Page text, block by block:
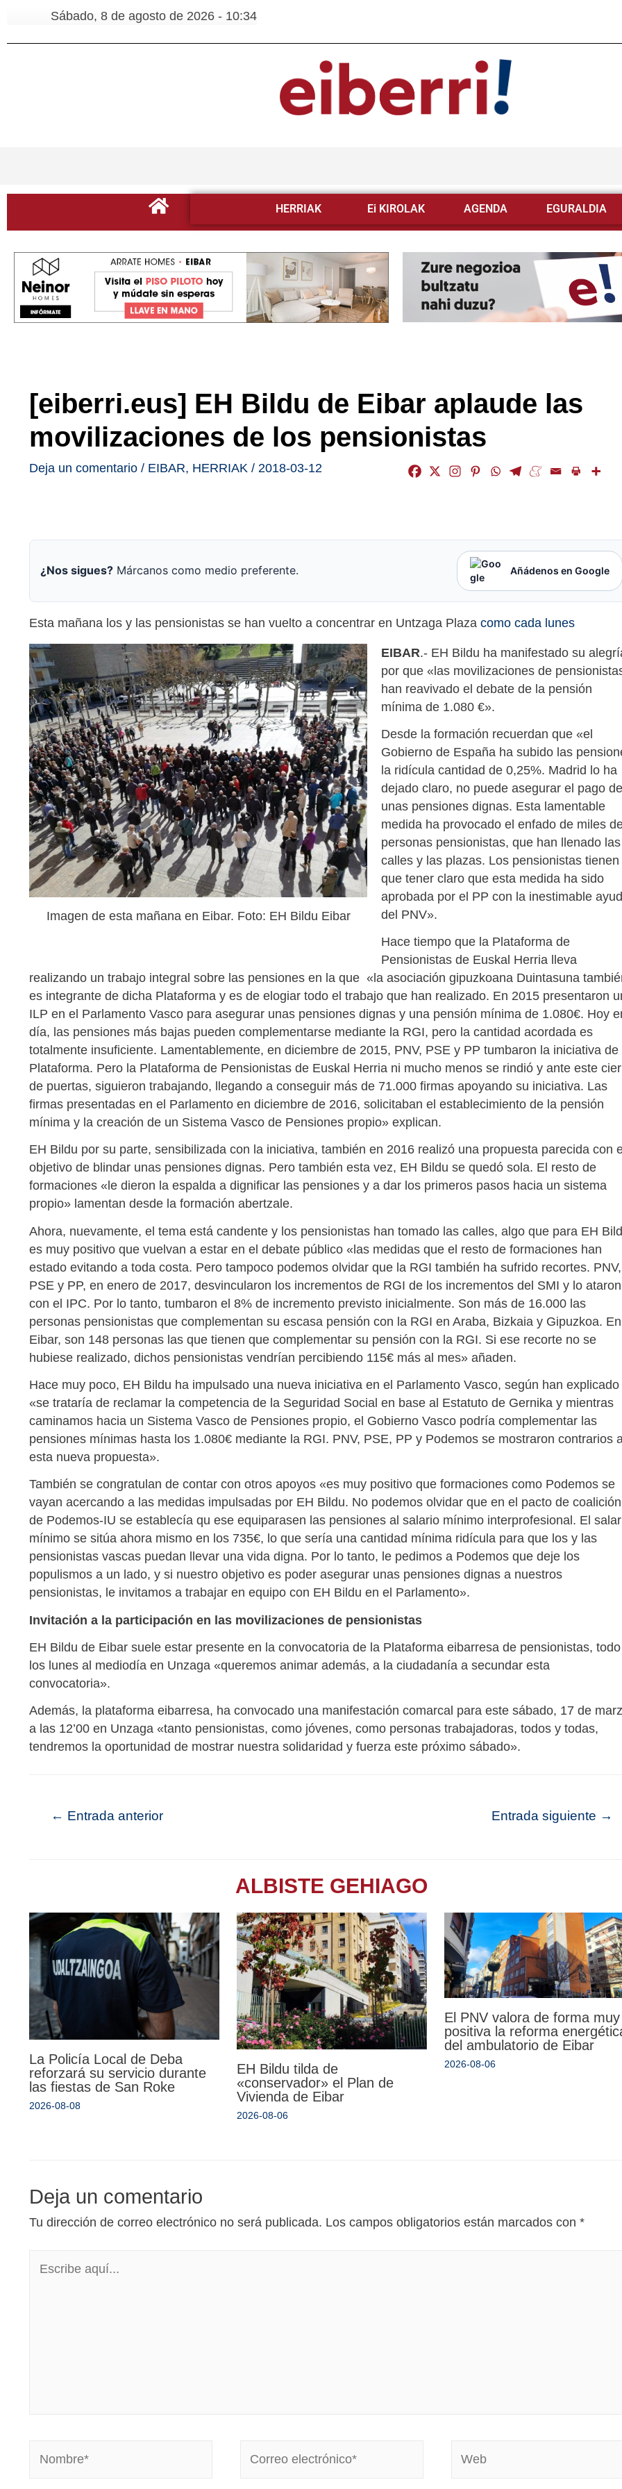
Sábado, 8 de agosto de 2026 - 10:34
HERRIAK Ei KIROLAK AGENDA EGURALDIA
[eiberri.eus] EH Bildu de Eibar aplaude las
movilizaciones de los pensionistas
Deja un comentario / EIBAR, HERRIAK / 2018-03-12
¿Nos sigues? Márcanos como medio preferente. Añádenos en Google
Esta mañana los y las pensionistas se han vuelto a concentrar en Untzaga Plaza como cada lunes
Imagen de esta mañana en Eibar. Foto: EH Bildu Eibar
EIBAR.- EH Bildu ha manifestado su
por que «las movilizaciones de
han reavivado el debate de la pensión
mínima de 1.080 €».
Desde la formación recuerdan que «el
Gobierno de España ha subido las
la ridícula cantidad de 0,25%. Madrid lo ha
dejado claro, no puede asegurar el pago de
unas pensiones dignas. Esta lamentable
medida ha provocado el enfado de miles
personas pensionistas, que han llenado las
calles y las plazas. Los pensionistas tienen
que tener claro que esta medida ha sido
aprobada por el PP con la inestimable
del PNV».
Hace tiempo que la Plataforma de
Pensionistas de Euskal Herria lleva
realizando un trabajo integral sobre las pensiones en la que «la asociación gipuzkoana Duintasuna
es integrante de dicha Plataforma y es de elogiar todo el trabajo que han realizado. En 2015 presentaron
ILP en el Parlamento Vasco para asegurar unas pensiones dignas y una pensión mínima de 1.080€. Hoy
día, las pensiones más bajas pueden complementarse mediante la RGI, pero la cantidad acordada es
totalmente insuficiente. Lamentablemente, en diciembre de 2015, PNV, PSE y PP tumbaron la iniciativa de
Plataforma. Pero la Plataforma de Pensionistas de Euskal Herria ni mucho menos se rindió y ante este
de puertas, siguieron trabajando, llegando a conseguir más de 71.000 firmas apoyando su iniciativa. Las
firmas presentadas en el Parlamento en diciembre de 2016, solicitaban el establecimiento de la pensión
mínima y la creación de un Sistema Vasco de Pensiones propio» explican.
EH Bildu por su parte, sensibilizada con la iniciativa, también en 2016 realizó una propuesta parecida con
objetivo de blindar unas pensiones dignas. Pero también esta vez, EH Bildu se quedó sola. El resto de
formaciones «le dieron la espalda a dignificar las pensiones y a dar los primeros pasos hacia un sistema
propio» lamentan desde la formación abertzale.
Ahora, nuevamente, el tema está candente y los pensionistas han tomado las calles, algo que para EH
es muy positivo que vuelvan a estar en el debate público «las medidas que el resto de formaciones han
estado evitando a toda costa. Pero tampoco podemos olvidar que la RGI también ha sufrido recortes. PNV,
PSE y PP, en enero de 2017, desvincularon los incrementos de RGI de los incrementos del SMI y lo ataron
con el IPC. Por lo tanto, tumbaron el 8% de incremento previsto inicialmente. Son más de 16.000 las
personas pensionistas que complementan su escasa pensión con la RGI en Araba, Bizkaia y Gipuzkoa. En
Eibar, son 148 personas las que tienen que complementar su pensión con la RGI. Si ese recorte no se
hubiese realizado, dichos pensionistas vendrían percibiendo 115€ más al mes» añaden.
Hace muy poco, EH Bildu ha impulsado una nueva iniciativa en el Parlamento Vasco, según han explicado
«se trataría de reclamar la competencia de la Seguridad Social en base al Estatuto de Gernika y mientras
caminamos hacia un Sistema Vasco de Pensiones propio, el Gobierno Vasco podría complementar las
pensiones mínimas hasta los 1.080€ mediante la RGI. PNV, PSE, PP y Podemos se mostraron contrarios
esta nueva propuesta».
También se congratulan de contar con otros apoyos «es muy positivo que formaciones como Podemos se
vayan acercando a las medidas impulsadas por EH Bildu. No podemos olvidar que en el pacto de coalición
de Podemos-IU se establecía qu ese equiparasen las pensiones al salario mínimo interprofesional. El
mínimo se sitúa ahora mismo en los 735€, lo que sería una cantidad mínima ridícula para que los y las
pensionistas vascas puedan llevar una vida digna. Por lo tanto, le pedimos a Podemos que deje los
populismos a un lado, y si nuestro objetivo es poder asegurar unas pensiones dignas a nuestros
pensionistas, le invitamos a trabajar en equipo con EH Bildu en el Parlamento».
Invitación a la participación en las movilizaciones de pensionistas
EH Bildu de Eibar suele estar presente en la convocatoria de la Plataforma eibarresa de pensionistas, todo
los lunes al mediodía en Unzaga «queremos animar además, a la ciudadanía a secundar esta
convocatoria».
Además, la plataforma eibarresa, ha convocado una manifestación comarcal para este sábado, 17 de
a las 12’00 en Unzaga «tanto pensionistas, como jóvenes, como personas trabajadoras, todos y todas,
tendremos la oportunidad de mostrar nuestra solidaridad y fuerza este próximo sábado».
← Entrada anterior Entrada siguiente →
ALBISTE GEHIAGO
La Policía Local de Deba
reforzará su servicio durante
las fiestas de San Roke
2026-08-08
EH Bildu tilda de
«conservador» el Plan de
Vivienda de Eibar
2026-08-06
El PNV valora de forma muy
positiva la reforma
del ambulatorio de Eibar
2026-08-06
Deja un comentario
Tu dirección de correo electrónico no será publicada. Los campos obligatorios están marcados con *